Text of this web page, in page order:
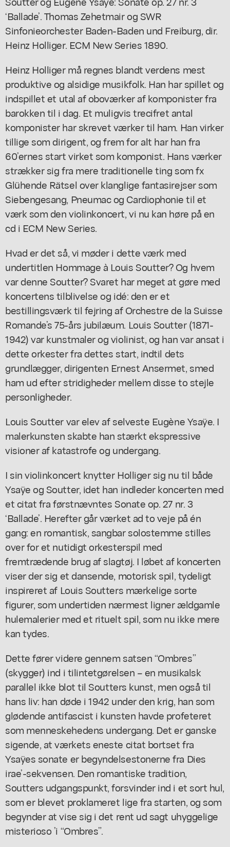
‘Ballade’. Thomas Zehetmair og SWR
Sinfonieorchester Baden-Baden und Freiburg, dir.
Heinz Holliger. ECM New Series 1890.
Heinz Holliger må regnes blandt verdens mest
produktive og alsidige musikfolk. Han har spillet og
indspillet et utal af oboværker af komponister fra
barokken til i dag. Et muligvis trecifret antal
komponister har skrevet værker til ham. Han virker
tillige som dirigent, og frem for alt har han fra
60’ernes start virket som komponist. Hans værker
strækker sig fra mere traditionelle ting som fx
Glühende Rätsel over klanglige fantasirejser som
Siebengesang, Pneumacog Cardiophonietil et
værk som den violinkoncert, vi nu kan høre på en
cd i ECM New Series.
Hvad er det så, vi møder i dette værk med
undertitlen Hommage à Louis Soutter?Og hvem
var denne Soutter? Svaret har meget at gøre med
koncertens tilblivelse og idé: den er et
bestillingsværk til fejring af Orchestre de la Suisse
Romande’s 75-års jubilæum. Louis Soutter (1871-
1942) var kunstmaler og violinist, og han var ansat i
dette orkester fra dettes start, indtil dets
grundlægger, dirigenten Ernest Ansermet, smed
ham ud efter stridigheder mellem disse to stejle
personligheder.
Louis Soutter var elev af selveste Eugène Ysaÿe. I
malerkunsten skabte han stærkt ekspressive
visioner af katastrofe og undergang.
I sin violinkoncert knytter Holliger sig nu til både
Ysaÿe og Soutter, idet han indleder koncerten med
et citat fra førstnævntesSonate op. 27 nr. 3
‘Ballade’. Herefter går værket ad to veje på én
gang: en romantisk, sangbar solostemme stilles
over for et nutidigt orkesterspil med
fremtrædende brug af slagtøj. I løbet af koncerten
viser der sig et dansende, motorisk spil, tydeligt
inspireret af Louis Soutters mærkelige sorte
figurer, som undertiden nærmest ligner ældgamle
hulemalerier med et rituelt spil, som nu ikke mere
kan tydes.
Dette fører videre gennem satsen “Ombres”
(skygger) ind i tilintetgørelsen – en musikalsk
parallel ikke blot til Soutters kunst, men også til
hans liv: han døde i 1942 under den krig, han som
glødende antifascist i kunsten havde profeteret
som menneskehedens undergang. Det er ganske
sigende, at værkets eneste citat bortset fra
Ysaÿes sonate er begyndelsestonerne fra Dies
irae’-sekvensen. Den romantiske tradition,
Soutters udgangspunkt, forsvinder ind i et sort hul,
som er blevet proklameret lige fra starten, og som
begynder at vise sig i det rent ud sagt uhyggelige
misterioso ’i “Ombres”.